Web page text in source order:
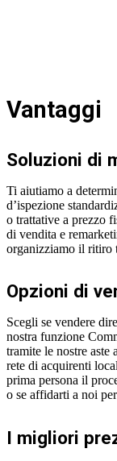
Vantaggi
Soluzioni di
Ti aiutiamo a
d’ispezione
o trattative a prezzo
di vendita e
organizziamo il ritiro
Opzioni di
Scegli se vendere
nostra funzione
tramite le nostre aste
rete di acquirenti
prima persona il
o se affidarti a noi
I migliori